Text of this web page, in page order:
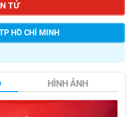
TỬ
HỒ CHÍ MINH
HÌNH ẢNH